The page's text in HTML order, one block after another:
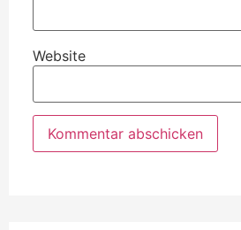
Website